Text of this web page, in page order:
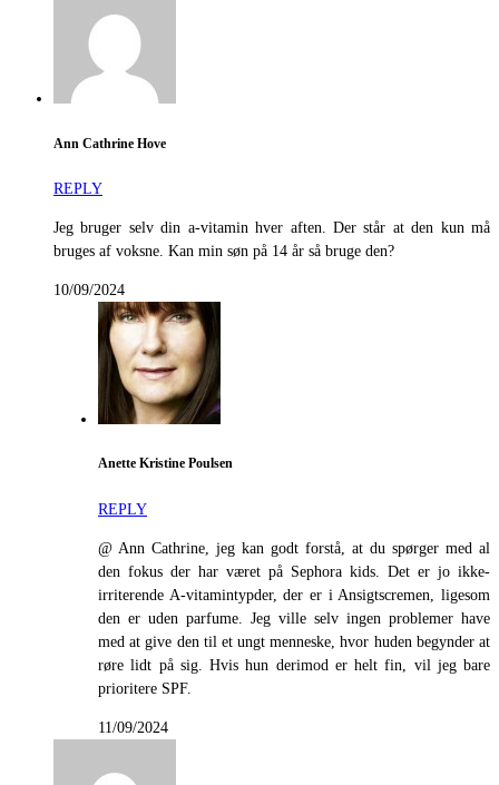
Ann Cathrine Hove
REPLY
Jeg bruger selv din a-vitamin hver aften. Der står at den kun må
bruges af voksne. Kan min søn på 14 år så bruge den?
10/09/2024
Anette Kristine Poulsen
REPLY
@ Ann Cathrine, jeg kan godt forstå, at du spørger med al
den fokus der har været på Sephora kids. Det er jo ikke-
irriterende A-vitamintypder, der er i Ansigtscremen, ligesom
den er uden parfume. Jeg ville selv ingen problemer have
med at give den til et ungt menneske, hvor huden begynder at
røre lidt på sig. Hvis hun derimod er helt fin, vil jeg bare
prioritere SPF.
11/09/2024